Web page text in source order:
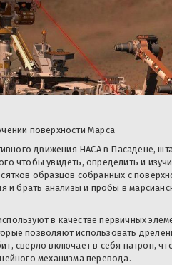
поверхности Марса
движения НАСА в Пасадене,
чтобы увидеть, определить и
образцов собранных с
и брать анализы и пробы в
в качестве первичных
позволяют использовать
сверло включает в себя патрон,
механизма перевода.